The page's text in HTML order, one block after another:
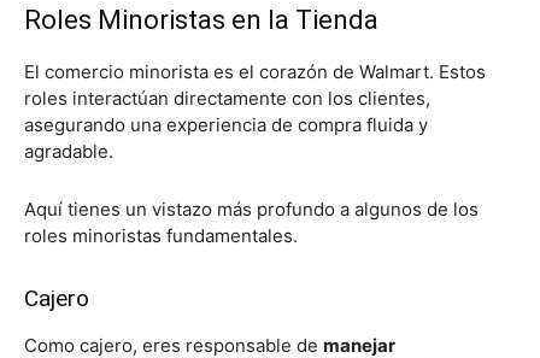
Roles Minoristas en la Tienda
El comercio minorista es el corazón de Walmart. Estos
roles interactúan directamente con los clientes,
asegurando una experiencia de compra fluida y
agradable.
Aquí tienes un vistazo más profundo a algunos de los
roles minoristas fundamentales.
Cajero
Como cajero, eres responsable de manejar